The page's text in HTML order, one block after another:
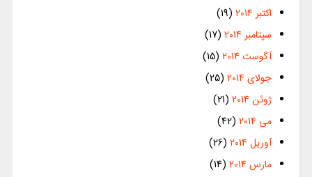
اکتبر 2014
(19)
سپتامبر 2014
(17)
آگوست 2014
(15)
جولای 2014
(25)
ژوئن 2014
(21)
می 2014
(42)
آوریل 2014
(26)
مارس 2014
(14)